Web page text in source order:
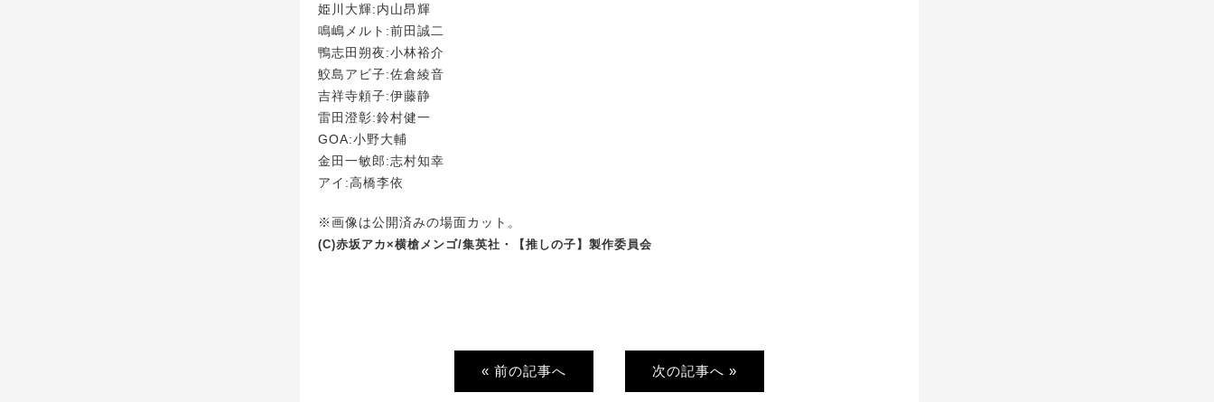
姫川大輝:内山昂輝
鳴嶋メルト:前田誠二
鴨志田朔夜:小林裕介
鮫島アビ子:佐倉綾音
吉祥寺頼子:伊藤静
雷田澄彰:鈴村健一
GOA:小野大輔
金田一敏郎:志村知幸
アイ:高橋李依
※画像は公開済みの場面カット。
(C)赤坂アカ×横槍メンゴ/集英社・【推しの子】製作委員会
« 前の記事へ 次の記事へ »